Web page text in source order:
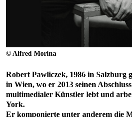
© Alfred Morina
Robert Pawliczek, 1986 in Salzburg
in Wien, wo er 2013 seinen
multimedialer Künstler lebt und
York.
Er komponierte unter anderem die